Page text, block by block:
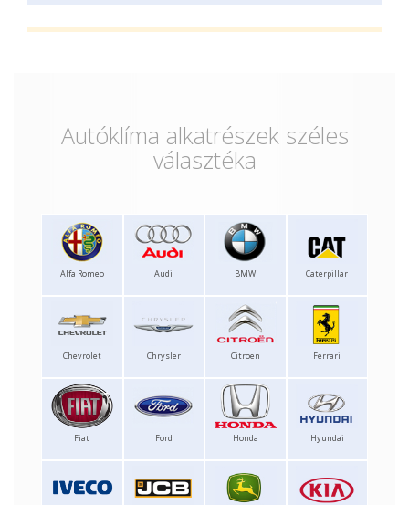
Autóklíma alkatrészek széles
választéka
Alfa Romeo Audi BMW Caterpillar
Chevrolet Chrysler Citroen Ferrari
Fiat Ford Honda Hyundai